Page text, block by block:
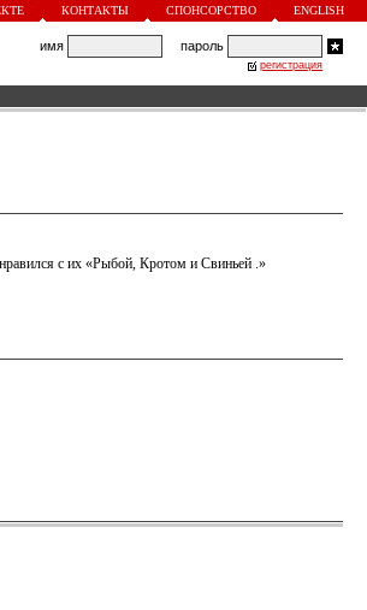
КОНТАКТЫ СПОНСОРСТВО ENGLISH
имя пароль
регистрация
с их «Рыбой, Кротом и Свиньей .»